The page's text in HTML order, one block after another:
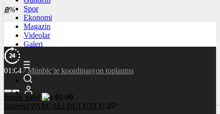
฿%
Spor
Ekonomi
Magazin
Videolar
Galeri
01:04 / Münbiç’te koordinasyon toplantısı
İmsak Vakti
02:00
İstanbul PARÇALI BULUTLU 25°